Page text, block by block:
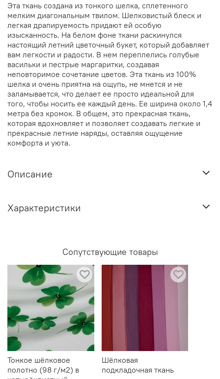
Эта ткань создана из тонкого шелка, сплетенного
мелким диагональным твилом. Шелковистый блеск и
легкая драпируемость придают ей особую
изысканность. На белом фоне ткани раскинулся
настоящий летний цветочный букет, который добавляет
вам легкости и радости. В нем переплелись голубые
васильки и пестрые маргаритки, создавая
неповторимое сочетание цветов. Эта ткань из 100%
шелка и очень приятна на ощупь, не мнется и не
заламывается, что делает ее просто идеальной для
того, чтобы носить ее каждый день. Ее ширина около 1,4
метра без кромок. В общем, это прекрасная ткань,
которая вдохновляет и позволяет создавать легкие и
прекрасные летние наряды, оставляя ощущение
комфорта и уюта.
Описание
Характеристики
Сопутствующие товары
Тонкое шёлковое
полотно (98 г/м2) в
Шёлковая
подкладочная ткань